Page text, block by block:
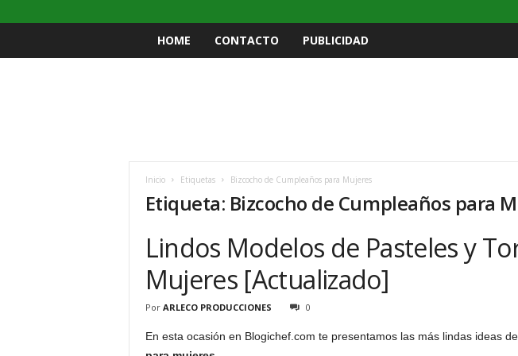
HOME CONTACTO PUBLICIDAD
Inicio Etiquetas Bizcocho de Cumpleaños para Mujeres
Etiqueta: Bizcocho de Cumpleaños para
Lindos Modelos de Pasteles y
Mujeres [Actualizado]
Por ARLECO PRODUCCIONES 0
En esta ocasión en Blogichef.com te presentamos las más lindas ideas de